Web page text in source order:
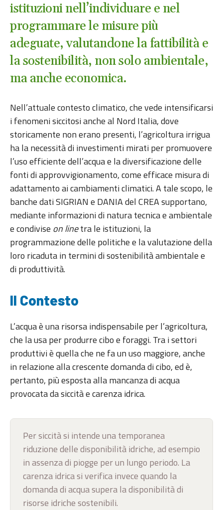
istituzioni nell’individuare e nel
programmare le misure più
adeguate, valutandone la fattibilità e
la sostenibilità, non solo ambientale,
ma anche economica.
Nell’attuale contesto climatico, che vede intensificarsi
i fenomeni siccitosi anche al Nord Italia, dove
storicamente non erano presenti, l’agricoltura irrigua
ha la necessità di investimenti mirati per promuovere
l’uso efficiente dell’acqua e la diversificazione delle
fonti di approvvigionamento, come efficace misura di
adattamento ai cambiamenti climatici. A tale scopo, le
banche dati SIGRIAN e DANIA del CREA supportano,
mediante informazioni di natura tecnica e ambientale
e condivise on linetra le istituzioni, la
programmazione delle politiche e la valutazione della
loro ricaduta in termini di sostenibilità ambientale e
di produttività.
Il Contesto
L’acqua è una risorsa indispensabile per l’agricoltura,
che la usa per produrre cibo e foraggi. Tra i settori
produttivi è quella che ne fa un uso maggiore, anche
in relazione alla crescente domanda di cibo, ed è,
pertanto, più esposta alla mancanza di acqua
provocata da siccità e carenza idrica.
Per siccità si intende una temporanea
riduzione delle disponibilità idriche, ad esempio
in assenza di piogge per un lungo periodo. La
carenza idrica si verifica invece quando la
domanda di acqua supera la disponibilità di
risorse idriche sostenibili.